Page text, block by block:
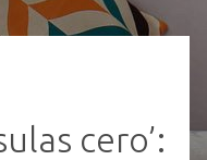
cero’: